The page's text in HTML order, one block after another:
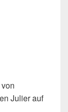
Julier auf